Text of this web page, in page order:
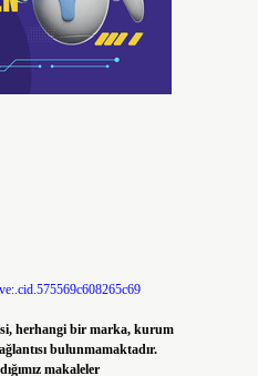
herhangi bir marka, kurum
bulunmamaktadır.
makaleler